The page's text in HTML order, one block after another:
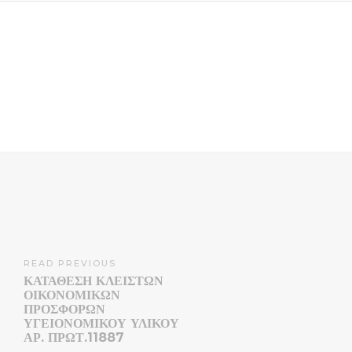
READ PREVIOUS
ΚΑΤΑΘΕΣΗ ΚΛΕΙΣΤΩΝ
ΟΙΚΟΝΟΜΙΚΩΝ
ΠΡΟΣΦΟΡΩΝ
ΥΓΕΙΟΝΟΜΙΚΟΥ ΥΛΙΚΟΥ
ΑΡ. ΠΡΩΤ.11887